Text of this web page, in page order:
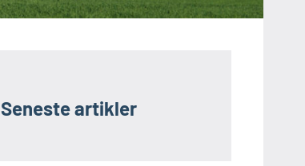
Seneste artikler